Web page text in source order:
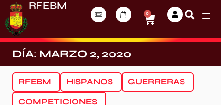
RFEBM
0
DÍA: MARZO 2, 2020
RFEBM HISPANOS GUERRERAS
COMPETICIONES